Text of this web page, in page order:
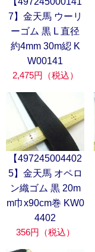
7】金天馬 ウーリ
ーゴム 黒 L 直径
約4mm 30m綛 K
W00141
2,475円（税込）
【497245004402
5】金天馬 オペロ
ン織ゴム 黒 20m
m巾x90cm巻 KW0
4402
356円（税込）